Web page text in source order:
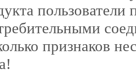
пользователи
признаков